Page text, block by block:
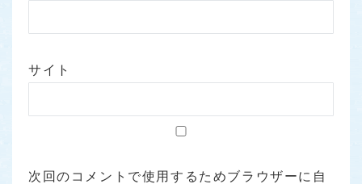
サイト
次回のコメントで使用するためブラウザーに自